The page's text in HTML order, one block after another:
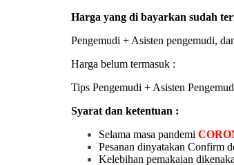
Harga yang di bayarkan sudah
Pengemudi + Asisten pengemudi,
Harga belum termasuk :
Tips Pengemudi + Asisten
Syarat dan ketentuan :
Selama masa pandemi
Pesanan dinyatakan Confirm
Kelebihan pemakaian